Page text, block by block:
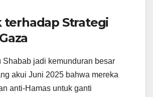
terhadap Strategi
Shabab jadi kemunduran besar
akui Juni 2025 bahwa mereka
anti-Hamas untuk ganti